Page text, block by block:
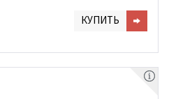
КУПИТЬ